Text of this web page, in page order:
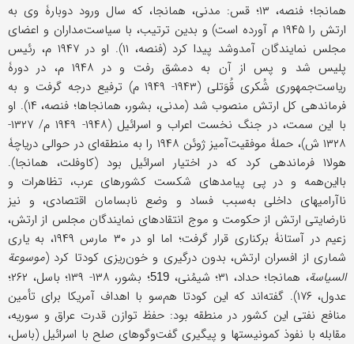
همانجا؛ فنصه، ۱۳؛ قس: مدنی، همانجا، که سال ورود دوبارۀ وی به
ارتش را ۱۹۴۵ م آورده است) و بدین ترتیب، با سیاست‌مداران و اعضای
مجلس نمایندگان آمدوشد پیدا کرد (فنصه، ۱۱). او در ۱۹۴۷ م، رئیس
پلیس شد و پس از آن به دمشق رفت و در ۱۹۴۸ م، در دورۀ
ریاست‌جمهوری شُکری قُوَتلی (۱۹۴۳- ۱۹۴۹ م) ترفیع درجه گرفت و به
فرماندهی کل ارتش منصوب شد (مدنی، بشور، همانجاها؛ فنصه، ۱۴). او
با این سمت، در جنگ نخست اعراب و اسرائیل (۱۹۴۸- ۱۹۴۹ م/ ۱۳۲۷-
۱۳۲۸ ش)، حملۀ موفقیت‌آمیز ژوئن ۱۹۴۸ را به منطقه‌ای در حوالی دریاچۀ
هولا۱ فرماندهی کرد که در اختیار اسرائیل بود (کاوفلت، همانجا).
بااین‌همه و در پی پیامدهای شکست کشورهای عرب، تظاهرات و
ناآرامیهای داخلی به‌سبب فساد و وضع نابسامان اقتصادی، و نیز
نارضایتی ارتش از حکومت و موج انتقادهای نمایندگان مجلس از ارتش،
زعیم در آستانۀ برکناری قرار گرفت؛ اما او در ۳۰ مارس ۱۹۴۹، به یاری
شماری از افسران ارتش، بدون درگیری و خون‌ریزی کودتا کرد (موسوعة
السیاسة، همانجا؛ حداد، ۳۱؛ شیمُنی، 519
؛ بشور، ۱۳۸- ۱۳۹؛ باسل، ۲۶۲؛
عدول، ۱۷۶). گفته‌اند که این کودتا هم‌سو با اهداف آمریکا برای تأمین
منافع نفتی این کشور در منطقه بود: حفظ توازن قدرت عراق و سوریه،
مقابله با نفوذ کمونیستها و پیگیری گفت‌وگوهای صلح با اسرائیل (باسل،